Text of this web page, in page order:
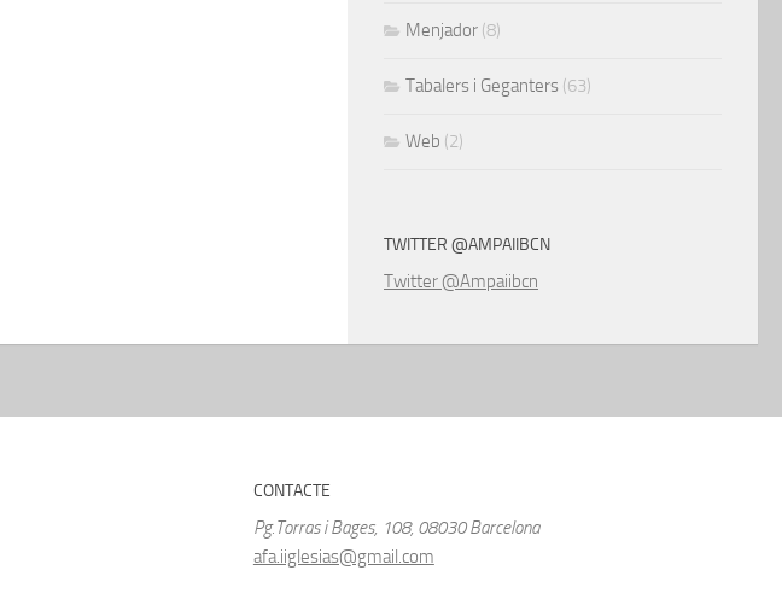
Menjador (8)
Tabalers i Geganters (63)
Web (2)
TWITTER @AMPAIIBCN
Twitter @Ampaiibcn
CONTACTE
Pg.Torras i Bages, 108, 08030 Barcelona
afa.iiglesias@gmail.com